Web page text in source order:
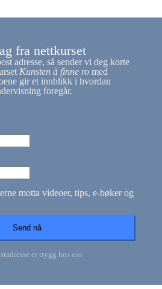
fra nettkurset
adresse, så sender vi deg korte
Kunsten å finne ro med
gir et innblikk i hvordan
foregår.
motta videoer, tips, e-bøker og
er trygg hos oss